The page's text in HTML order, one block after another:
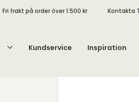
Fri frakt på order över 1.500 kr Kontakta
Kundservice Inspiration